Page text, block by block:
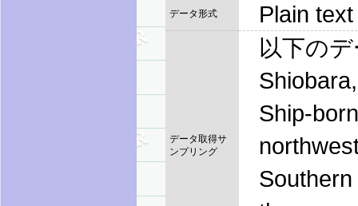
データ形式 Plain
データ取得サ
ンプリング
以下の
Ship-